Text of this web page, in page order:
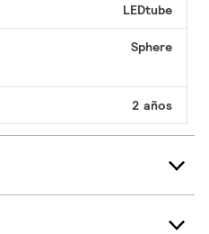
LEDtube
Sphere
2 años